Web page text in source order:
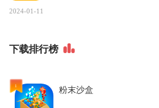
2024-01-11
下载排行榜
1 粉末沙盒